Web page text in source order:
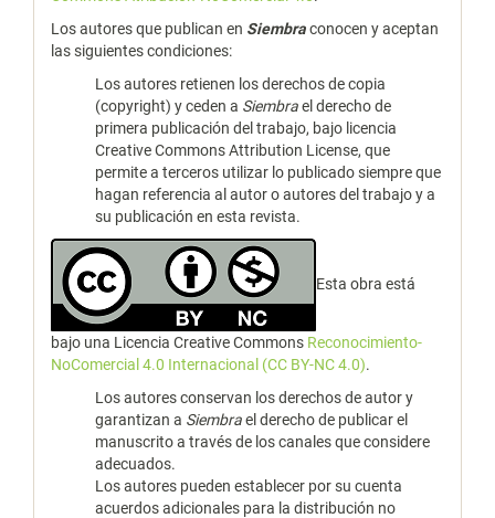
Los autores que publican en Siembraconocen y aceptan
las siguientes condiciones:
Los autores retienen los derechos de copia
(copyright) y ceden a Siembrael derecho de
primera publicación del trabajo, bajo licencia
Creative Commons Attribution License, que
permite a terceros utilizar lo publicado siempre que
hagan referencia al autor o autores del trabajo y a
su publicación en esta revista.
Esta obra está
bajo una Licencia Creative Commons Reconocimiento-
NoComercial 4.0 Internacional (CC BY-NC 4.0).
Los autores conservan los derechos de autor y
garantizan a Siembrael derecho de publicar el
manuscrito a través de los canales que considere
adecuados.
Los autores pueden establecer por su cuenta
acuerdos adicionales para la distribución no